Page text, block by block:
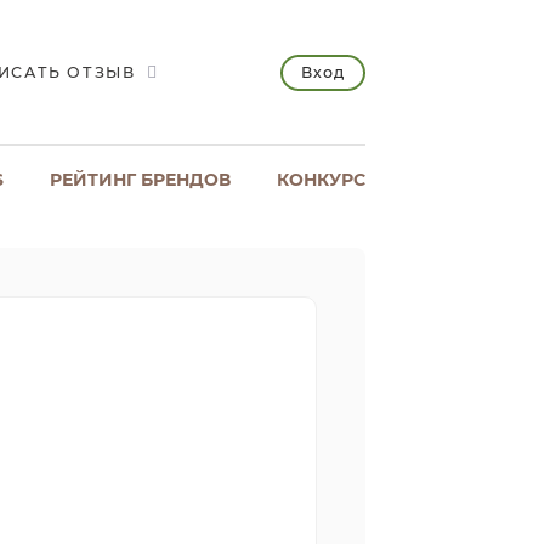
ОТЗЫВ Вход
РЕЙТИНГ БРЕНДОВ КОНКУРС